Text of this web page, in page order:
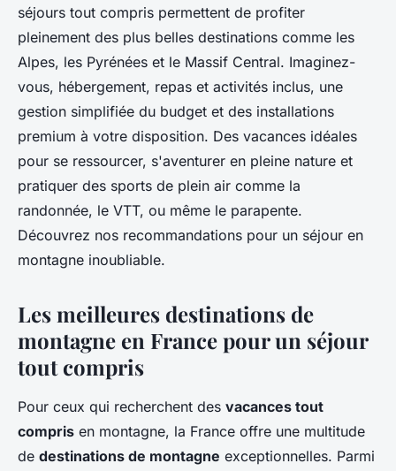
séjours tout compris permettent de profiter
pleinement des plus belles destinations comme les
Alpes, les Pyrénées et le Massif Central. Imaginez-
vous, hébergement, repas et activités inclus, une
gestion simplifiée du budget et des installations
premium à votre disposition. Des vacances idéales
pour se ressourcer, s'aventurer en pleine nature et
pratiquer des sports de plein air comme la
randonnée, le VTT, ou même le parapente.
Découvrez nos recommandations pour un séjour en
montagne inoubliable.
Les meilleures destinations de
montagne en France pour un séjour
tout compris
Pour ceux qui recherchent des vacances tout
compris en montagne, la France offre une multitude
de destinations de montagne exceptionnelles. Parmi